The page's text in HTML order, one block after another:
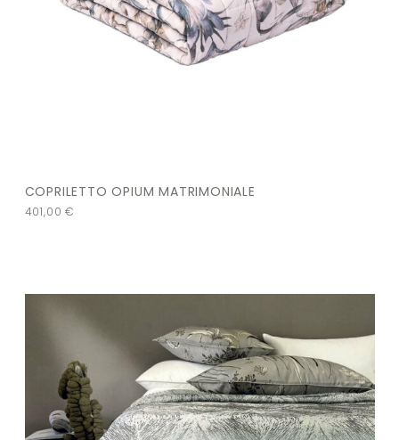
COPRILETTO OPIUM MATRIMONIALE
401,00€